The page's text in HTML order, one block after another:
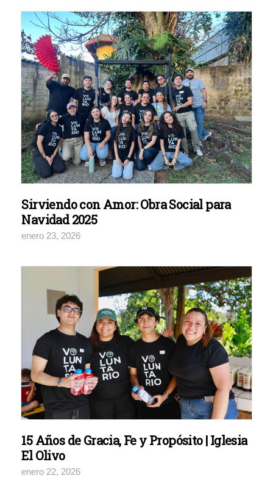
Sirviendo con Amor: Obra Social para
Navidad 2025
enero 23, 2026
15 Años de Gracia, Fe y Propósito | Iglesia
El Olivo
enero 22, 2026